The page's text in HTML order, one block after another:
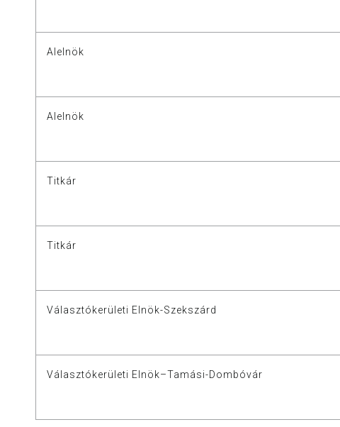
Alelnök
Alelnök
Titkár
Titkár
Választókerületi Elnök-Szekszárd
Választókerületi Elnök–Tamási-Dombóvár